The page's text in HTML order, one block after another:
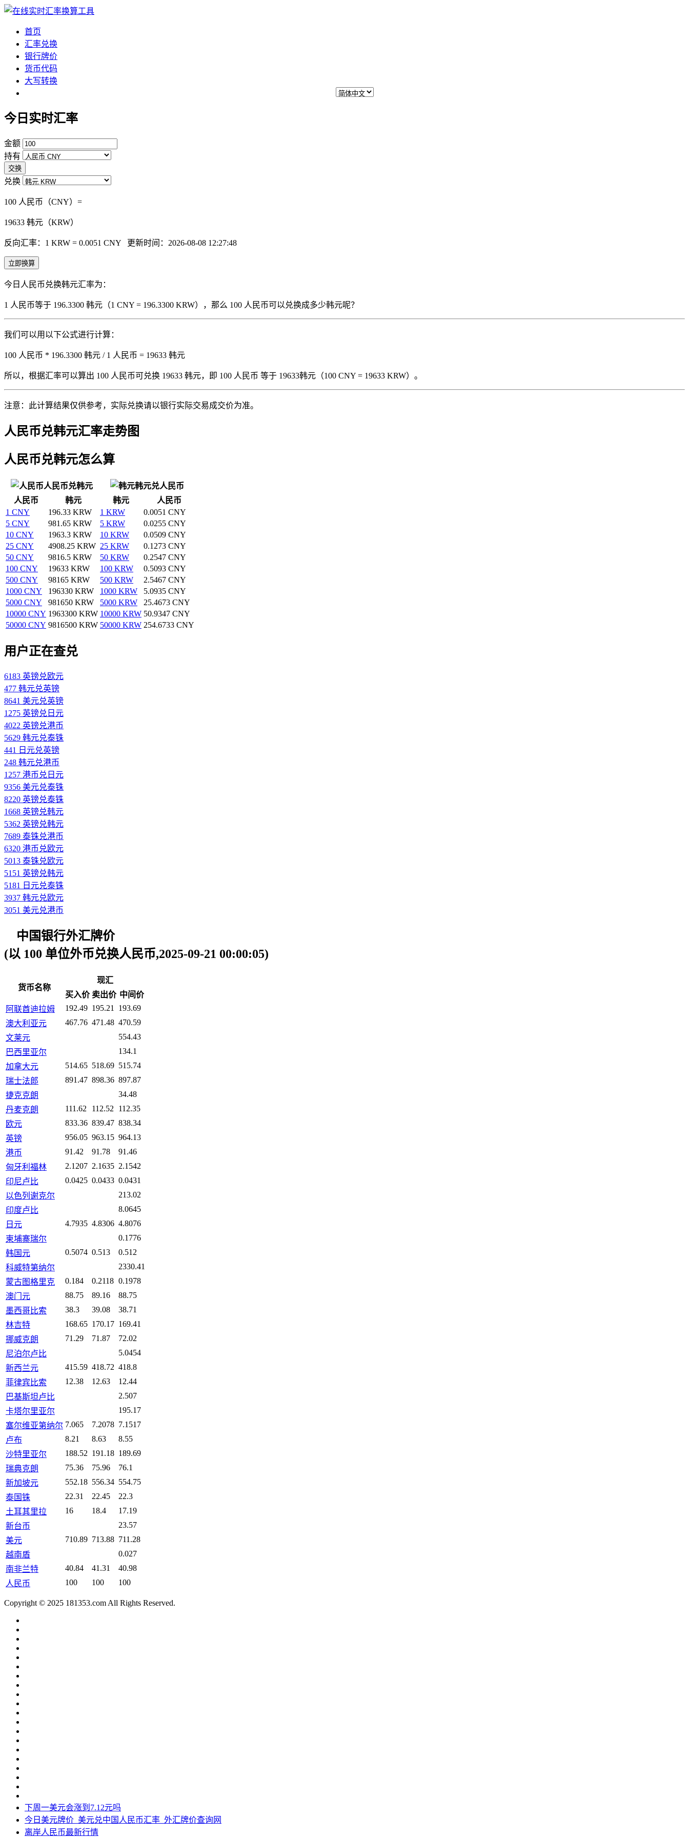
首页
汇率兑换
银行牌价
货币代码
大写转换
今日实时汇率
金额
持有
交换
兑换
100 人民币（CNY）=
19633 韩元（KRW）
反向汇率：1 KRW = 0.0051 CNY 更新时间：2026-08-08 12:27:48
立即换算
今日人民币兑换韩元汇率为：
1 人民币等于 196.3300 韩元（1 CNY = 196.3300 KRW），那么 100 人民币可以兑换成多少韩元呢？
我们可以用以下公式进行计算：
100 人民币 * 196.3300 韩元 / 1 人民币 = 19633 韩元
所以，根据汇率可以算出 100 人民币可兑换 19633 韩元，即 100 人民币 等于 19633韩元（100 CNY = 19633 KRW）。
注意：此计算结果仅供参考，实际兑换请以银行实际交易成交价为准。
人民币兑韩元汇率走势图
人民币兑韩元怎么算
人民币兑韩元
韩元兑人民币
人民币
韩元 韩元
人民币
1 CNY
196.33 KRW 1 KRW
0.0051 CNY
5 CNY
981.65 KRW 5 KRW
0.0255 CNY
10 CNY
1963.3 KRW 10 KRW
0.0509 CNY
25 CNY
4908.25 KRW 25 KRW
0.1273 CNY
50 CNY
9816.5 KRW 50 KRW
0.2547 CNY
100 CNY
19633 KRW 100 KRW
0.5093 CNY
500 CNY
98165 KRW 500 KRW
2.5467 CNY
1000 CNY
196330 KRW 1000 KRW
5.0935 CNY
5000 CNY
981650 KRW 5000 KRW
25.4673 CNY
10000 CNY 1963300 KRW 10000 KRW 50.9347 CNY
50000 CNY 9816500 KRW 50000 KRW 254.6733 CNY
用户正在查兑
6183 英镑兑欧元
477 韩元兑英镑
8641 美元兑英镑
1275 英镑兑日元
4022 英镑兑港币
5629 韩元兑泰铢
441 日元兑英镑
248 韩元兑港币
1257 港币兑日元
9356 美元兑泰铢
8220 英镑兑泰铢
1668 英镑兑韩元
5362 英镑兑韩元
7689 泰铢兑港币
6320 港币兑欧元
5013 泰铢兑欧元
5151 英镑兑韩元
5181 日元兑泰铢
3937 韩元兑欧元
3051 美元兑港币
中国银行外汇牌价
(以 100 单位外币兑换人民币,2025-09-21 00:00:05)
货币名称
现汇
买入价 卖出价 中间价
阿联酋迪拉姆
192.49 195.21
193.69
澳大利亚元
467.76 471.48 470.59
文莱元
554.43
巴西里亚尔
134.1
加拿大元
514.65 518.69 515.74
瑞士法郎
891.47 898.36 897.87
捷克克朗
34.48
丹麦克朗
111.62 112.52
112.35
欧元
833.36 839.47 838.34
英镑
956.05 963.15 964.13
港币
91.42 91.78
91.46
匈牙利福林
2.1207 2.1635 2.1542
印尼卢比
0.0425 0.0433 0.0431
以色列谢克尔
213.02
印度卢比
8.0645
日元
4.7935 4.8306 4.8076
柬埔寨瑞尔
0.1776
韩国元
0.5074 0.513
0.512
科威特第纳尔
2330.41
蒙古图格里克
0.184 0.2118 0.1978
澳门元
88.75 89.16
88.75
墨西哥比索
38.3 39.08
38.71
林吉特
168.65 170.17 169.41
挪威克朗
71.29 71.87
72.02
尼泊尔卢比
5.0454
新西兰元
415.59 418.72 418.8
菲律宾比索
12.38 12.63
12.44
巴基斯坦卢比
2.507
卡塔尔里亚尔
195.17
塞尔维亚第纳尔 7.065 7.2078 7.1517
卢布
8.21 8.63
8.55
沙特里亚尔
188.52 191.18 189.69
瑞典克朗
75.36 75.96
76.1
新加坡元
552.18 556.34 554.75
泰国铢
22.31 22.45
22.3
土耳其里拉
16 18.4
17.19
新台币
23.57
美元
710.89 713.88 711.28
越南盾
0.027
南非兰特
40.84 41.31
40.98
人民币
100 100 100
Copyright © 2025 181353.com All Rights Reserved.
下周一美元会涨到7.12元吗
今日美元牌价_美元兑中国人民币汇率_外汇牌价查询网
离岸人民币最新行情